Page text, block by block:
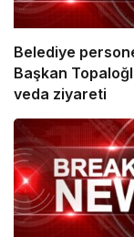
Belediye
Başkan
veda ziyareti